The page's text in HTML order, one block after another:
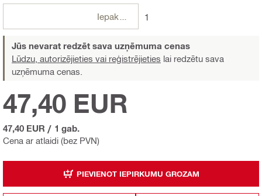
1
Jūs nevarat redzēt sava uzņēmuma cenas
Lūdzu, autorizējieties vai reģistrējieties lai redzētu sava
uzņēmuma cenas.
Cena ar atlaidi (bez PVN)
47,40 EUR
47,40 EUR / 1 gab.
PIEVIENOT IEPIRKUMU GROZAM